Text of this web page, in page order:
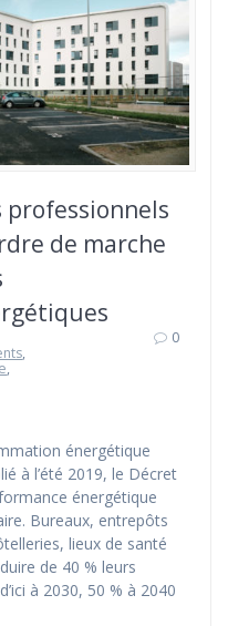
de marche
,
,
0
énergétique
à l’été 2019, le Décret
énergétique
Bureaux, entrepôts
lieux de santé
de 40 % leurs
à 2030, 50 % à 2040